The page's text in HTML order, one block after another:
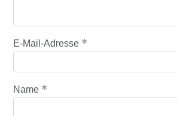
E-Mail-Adresse *
Name *